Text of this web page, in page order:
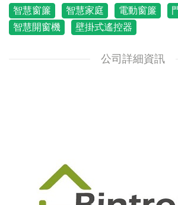
智慧窗簾 智慧家庭 電動窗簾
智慧開窗機
壁掛式遙控器
公司詳細資訊